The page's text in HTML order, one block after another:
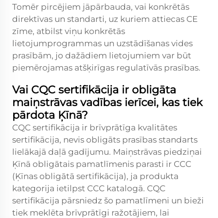
Tomēr pircējiem jāpārbauda, vai konkrētās
direktīvas un standarti, uz kuriem attiecas CE
zīme, atbilst viņu konkrētās
lietojumprogrammas un uzstādīšanas vides
prasībām, jo dažādiem lietojumiem var būt
piemērojamas atšķirīgas regulatīvās prasības.
Vai CQC sertifikācija ir obligāta
maiņstrāvas vadības ierīcei, kas tiek
pārdota Ķīnā?
CQC sertifikācija ir brīvprātīga kvalitātes
sertifikācija, nevis obligāts prasības standarts
lielākajā daļā gadījumu. Maiņstrāvas piedziņai
Ķīnā obligātais pamatlīmenis parasti ir CCC
(Ķīnas obligātā sertifikācija), ja produkta
kategorija ietilpst CCC katalogā. CQC
sertifikācija pārsniedz šo pamatlīmeni un bieži
tiek meklēta brīvprātīgi ražotājiem, lai